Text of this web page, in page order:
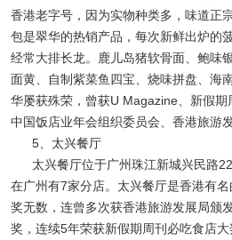
香港老字号，因为实物种类多，味道正
包是翠华的热销产品，每次新鲜出炉的
经常大排长龙。鹿儿岛猪软骨面、鲍味
面黄、自制紫菜鱼四宝、烧味拼盘、海
华屡获殊荣，曾获U Magazine、新假期
中国饭店业年会组织委员会、香港旅游
5、太兴餐厅
太兴餐厅位于广州珠江新城兴民路
在广州有7家分店。太兴餐厅是香港有
奖无数，连曾多次获香港旅游发展局颁
奖，连续5年荣获新假期周刊必吃食店